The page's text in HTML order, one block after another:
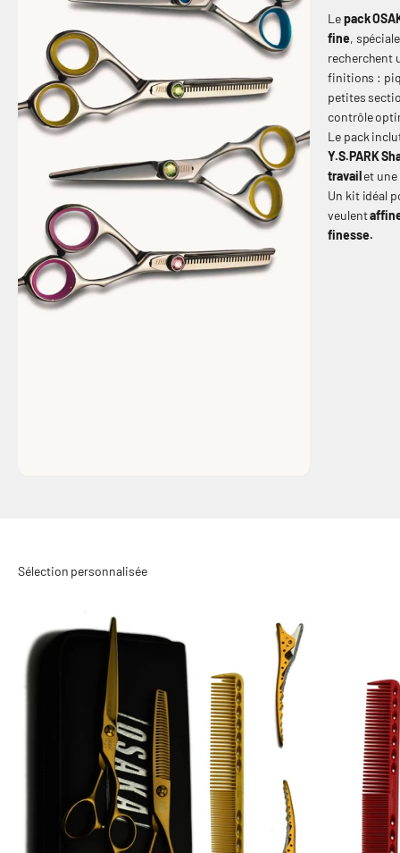
Lepack
fine,
recherchent
finitions :
petites
contrôle
Le pack
Y.S.PARK
travailet une
Un kit idéal
veulent
finesse.